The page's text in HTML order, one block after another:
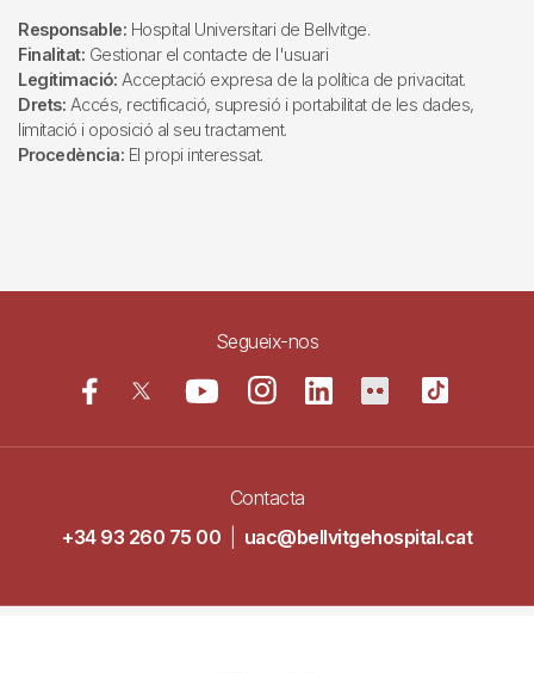
Responsable: Hospital Universitari de Bellvitge.
Finalitat: Gestionar el contacte de l'usuari
Legitimació: Acceptació expresa de la política de privacitat.
Drets: Accés, rectificació, supresió i portabilitat de les dades,
limitació i oposició al seu tractament.
Procedència: El propi interessat.
Segueix-nos
Contacta
+34 93 260 75 00
uac@bellvitgehospital.cat